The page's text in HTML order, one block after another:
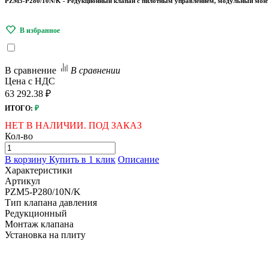
В сравнение
В сравнении
Цена с НДС
63 292.38 ₽
ИТОГО: ₽
НЕТ В НАЛИЧИИ. ПОД ЗАКАЗ
Кол-во
В корзину Купить в 1 клик Описание
Характеристики
Артикул
PZM5-P280/10N/K
Тип клапана давления
Редукционный
Монтаж клапана
Установка на плиту